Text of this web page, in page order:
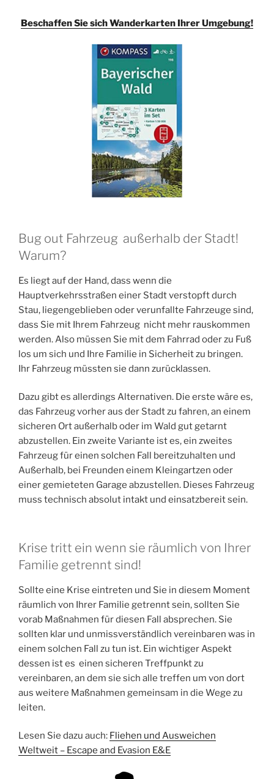
Beschaffen Sie sich Wanderkarten Ihrer Umgebung!
Bug out Fahrzeug außerhalb der Stadt!
Warum?
Es liegt auf der Hand, dass wenn die
Hauptverkehrsstraßen einer Stadt verstopft durch
Stau, liegengeblieben oder verunfallte Fahrzeuge sind,
dass Sie mit Ihrem Fahrzeug nicht mehr rauskommen
werden. Also müssen Sie mit dem Fahrrad oder zu Fuß
los um sich und Ihre Familie in Sicherheit zu bringen.
Ihr Fahrzeug müssten sie dann zurücklassen.
Dazu gibt es allerdings Alternativen. Die erste wäre es,
das Fahrzeug vorher aus der Stadt zu fahren, an einem
sicheren Ort außerhalb oder im Wald gut getarnt
abzustellen. Ein zweite Variante ist es, ein zweites
Fahrzeug für einen solchen Fall bereitzuhalten und
Außerhalb, bei Freunden einem Kleingartzen oder
einer gemieteten Garage abzustellen. Dieses Fahrzeug
muss technisch absolut intakt und einsatzbereit sein.
Krise tritt ein wenn sie räumlich von Ihrer
Familie getrennt sind!
Sollte eine Krise eintreten und Sie in diesem Moment
räumlich von Ihrer Familie getrennt sein, sollten Sie
vorab Maßnahmen für diesen Fall absprechen. Sie
sollten klar und unmissverständlich vereinbaren was in
einem solchen Fall zu tun ist. Ein wichtiger Aspekt
dessen ist es einen sicheren Treffpunkt zu
vereinbaren, an dem sie sich alle treffen um von dort
aus weitere Maßnahmen gemeinsam in die Wege zu
leiten.
Lesen Sie dazu auch: Fliehen und Ausweichen
Weltweit – Escape and Evasion E&E